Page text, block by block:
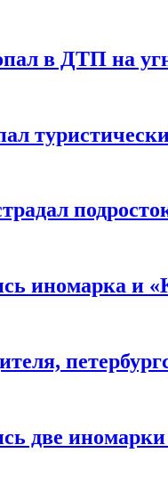
в ДТП на
иномарка и
две иномарки